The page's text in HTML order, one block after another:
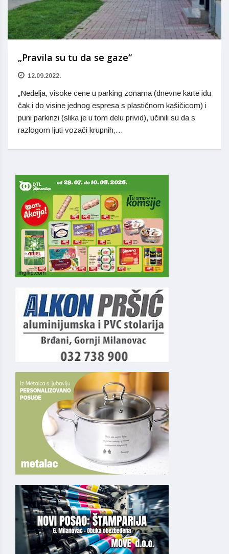
„Pravila su tu da se gaze“
12.09.2022.
„Nedelja, visoke cene u parking zonama (dnevne karte idu
čak i do visine jednog espresa s plastičnom kašičicom) i
puni parkinzi (slika je u tom delu privid), učinili su da s
razlogom ljuti vozači krupnih,…